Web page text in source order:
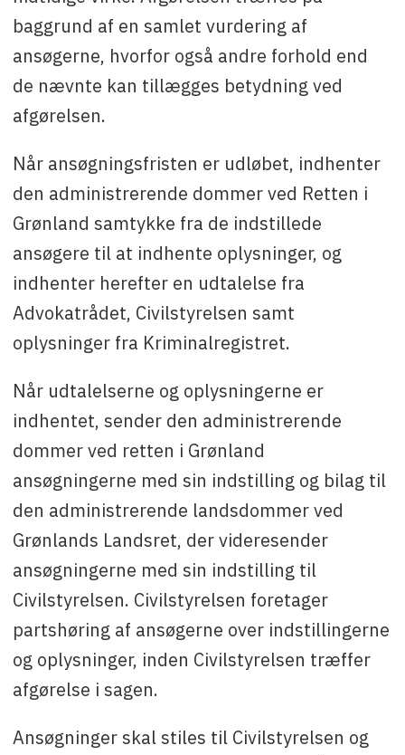
baggrund af en samlet vurdering af
ansøgerne, hvorfor også andre forhold end
de nævnte kan tillægges betydning ved
afgørelsen.
Når ansøgningsfristen er udløbet, indhenter
den administrerende dommer ved Retten i
Grønland samtykke fra de indstillede
ansøgere til at indhente oplysninger, og
indhenter herefter en udtalelse fra
Advokatrådet, Civilstyrelsen samt
oplysninger fra Kriminalregistret.
Når udtalelserne og oplysningerne er
indhentet, sender den administrerende
dommer ved retten i Grønland
ansøgningerne med sin indstilling og bilag til
den administrerende landsdommer ved
Grønlands Landsret, der videresender
ansøgningerne med sin indstilling til
Civilstyrelsen. Civilstyrelsen foretager
partshøring af ansøgerne over indstillingerne
og oplysninger, inden Civilstyrelsen træffer
afgørelse i sagen.
Ansøgninger skal stiles til Civilstyrelsen og